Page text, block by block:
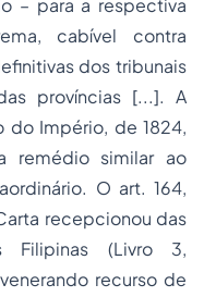
– para a respectiva
cabível contra
dos tribunais
províncias [...]. A
do Império, de 1824,
remédio similar ao
O art. 164,
recepcionou das
Filipinas (Livro 3,
recurso de